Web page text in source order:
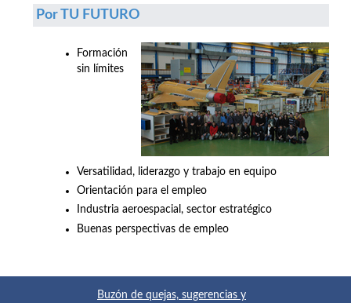
Por TU FUTURO
Formación
sin límites
Versatilidad, liderazgo y trabajo en equipo
Orientación para el empleo
Industria aeroespacial, sector estratégico
Buenas perspectivas de empleo
Buzón de quejas, sugerencias y